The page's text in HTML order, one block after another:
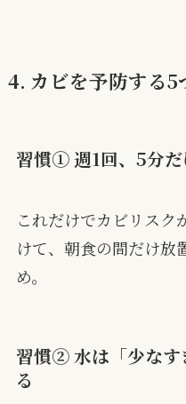
4. カビを予防する5
習慣① 週1回、5分だ
これだけでカビリスク
けて、朝食の間だけ放
め。
習慣② 水は「少なす
る